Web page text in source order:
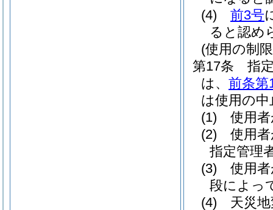
(4)
前3号
ると認め
(使用の制
第17条
指
は、 前条第
は使用の
(1)
使用
(2)
使用
指定管理
(3)
使用
段によっ
(4)
天災